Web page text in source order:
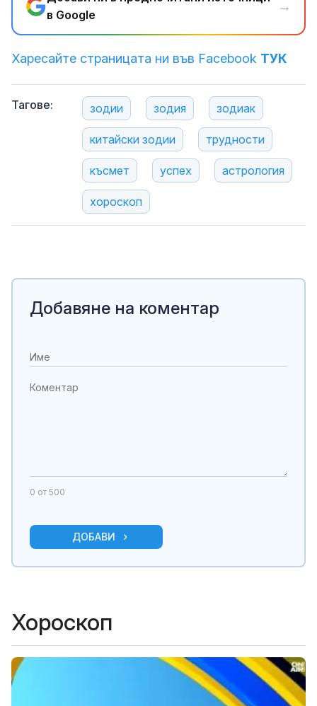
в Google
→
Харесайте страницата ни във Facebook ТУК
Тагове: зодии зодия зодиак
китайски зодии трудности
късмет успех астрология
хороскоп
Добавяне на коментар
0 от 500
ДОБАВИ
Хороскоп